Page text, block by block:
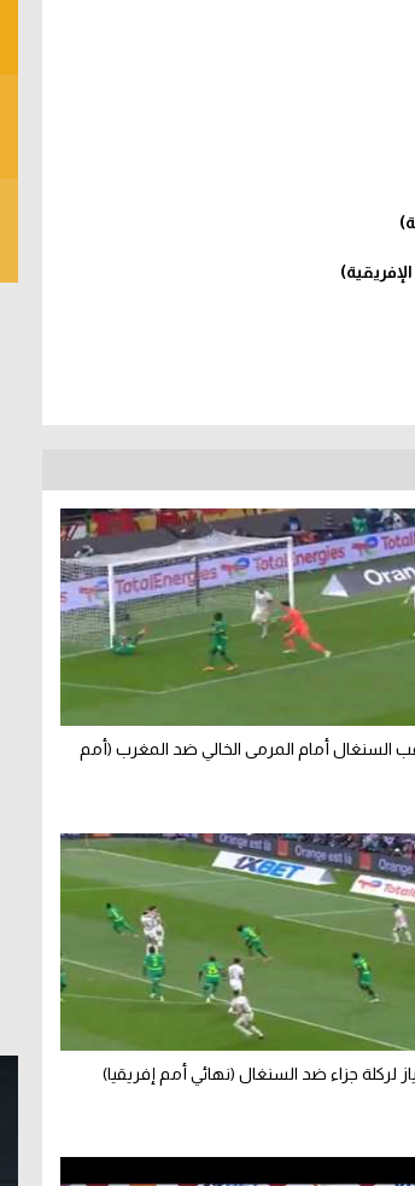
السنغال أمام المرمى الخالي ضد المغرب (أمم
لركلة جزاء ضد السنغال (نهائي أمم إفريقيا)